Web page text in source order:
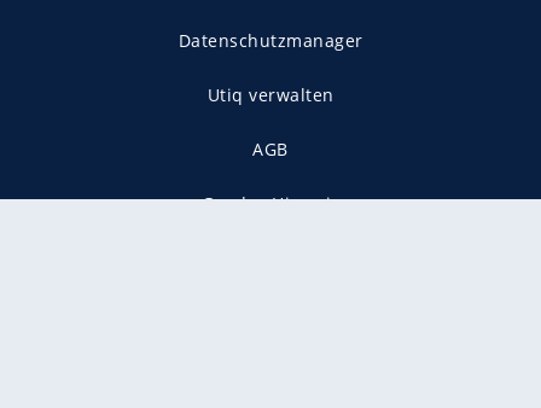
Datenschutzmanager
Utiq verwalten
AGB
Gender-Hinweis